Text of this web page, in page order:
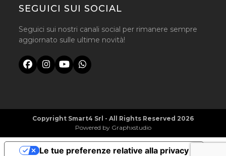
SEGUICI SUI SOCIAL
Seguici sui nostri canali social per rimanere sempre
aggiornato sulle ultime novità!
Facebook
Instagram
YouTubeWhatsapp
Copyright Smart4 Srl - All Rights Reserved 2026
Powered by Graphxstudio
Le tue preferenze relative alla privacy